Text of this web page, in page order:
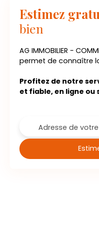
Estimez
bien
AG IMMOBILIER -
permet de connaître
Profitez de notre
et fiable, en ligne ou
Adresse de